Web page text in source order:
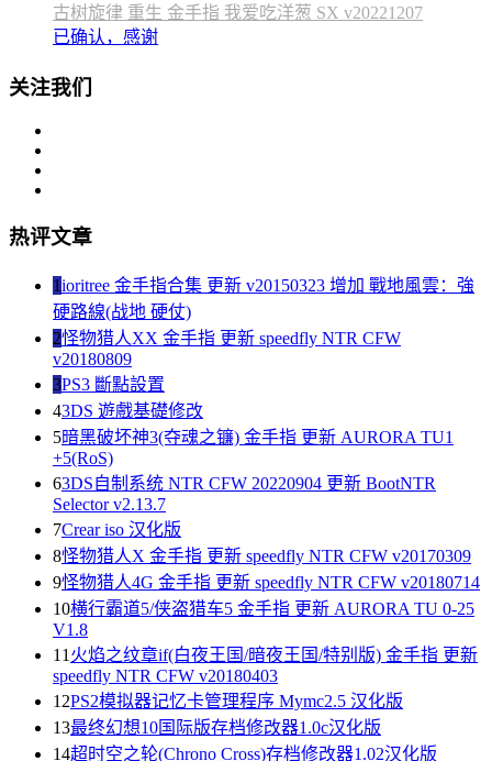
古树旋律 重生 金手指 我爱吃洋葱 SX v20221207
已确认，感谢
关注我们
热评文章
1ioritree 金手指合集 更新 v20150323 增加 戰地風雲：強
硬路線(战地 硬仗)
2怪物猎人XX 金手指 更新 speedfly NTR CFW
v20180809
3PS3 斷點設置
43DS 遊戲基礎修改
5暗黑破坏神3(夺魂之镰) 金手指 更新 AURORA TU1
+5(RoS)
63DS自制系统 NTR CFW 20220904 更新 BootNTR
Selector v2.13.7
7Crear iso 汉化版
8怪物猎人X 金手指 更新 speedfly NTR CFW v20170309
9怪物猎人4G 金手指 更新 speedfly NTR CFW v20180714
10横行霸道5/侠盗猎车5 金手指 更新 AURORA TU 0-25
V1.8
11 火焰之纹章if(白夜王国/暗夜王国/特别版) 金手指 更新
speedfly NTR CFW v20180403
12PS2模拟器记忆卡管理程序 Mymc2.5 汉化版
13最终幻想10国际版存档修改器1.0c汉化版
14超时空之轮(Chrono Cross)存档修改器1.02汉化版